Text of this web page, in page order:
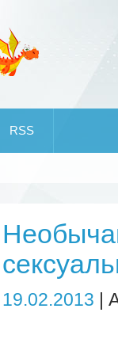
RSS
19.02.2013 |